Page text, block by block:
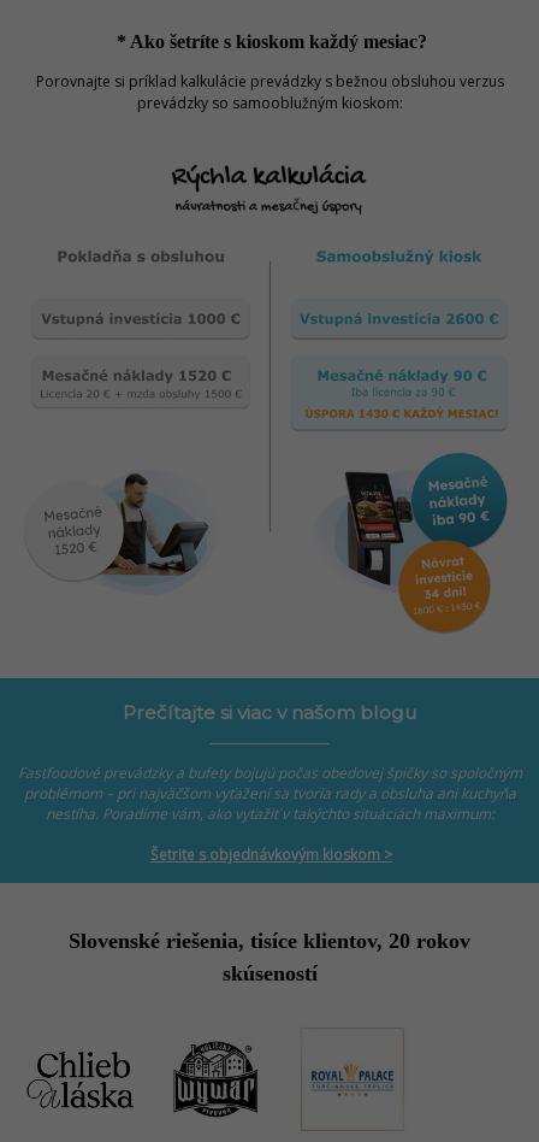
* Ako šetríte s kioskom každý mesiac?
Porovnajte si príklad kalkulácie prevádzky s bežnou obsluhou verzus
prevádzky so samooblužným kioskom:
Prečítajte si viac v našom blogu
Fastfoodové prevádzky a bufety bojujú počas obedovej špičky so spoločným
problémom – pri najväčšom vyťažení sa tvoria rady a obsluha ani kuchyňa
nestíha. Poradíme vám, ako vyťažiť v takýchto situáciách maximum:
Šetrite s objednávkovým kioskom >
Slovenské riešenia, tisíce klientov, 20 rokov
skúseností